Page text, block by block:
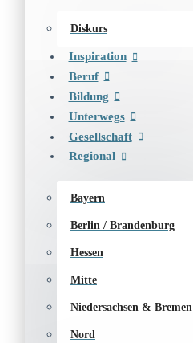
Diskurs
Inspiration
Beruf
Bildung
Unterwegs
Gesellschaft
Regional
Bayern
Berlin / Brandenburg
Hessen
Mitte
Niedersachsen & Bremen
Nord